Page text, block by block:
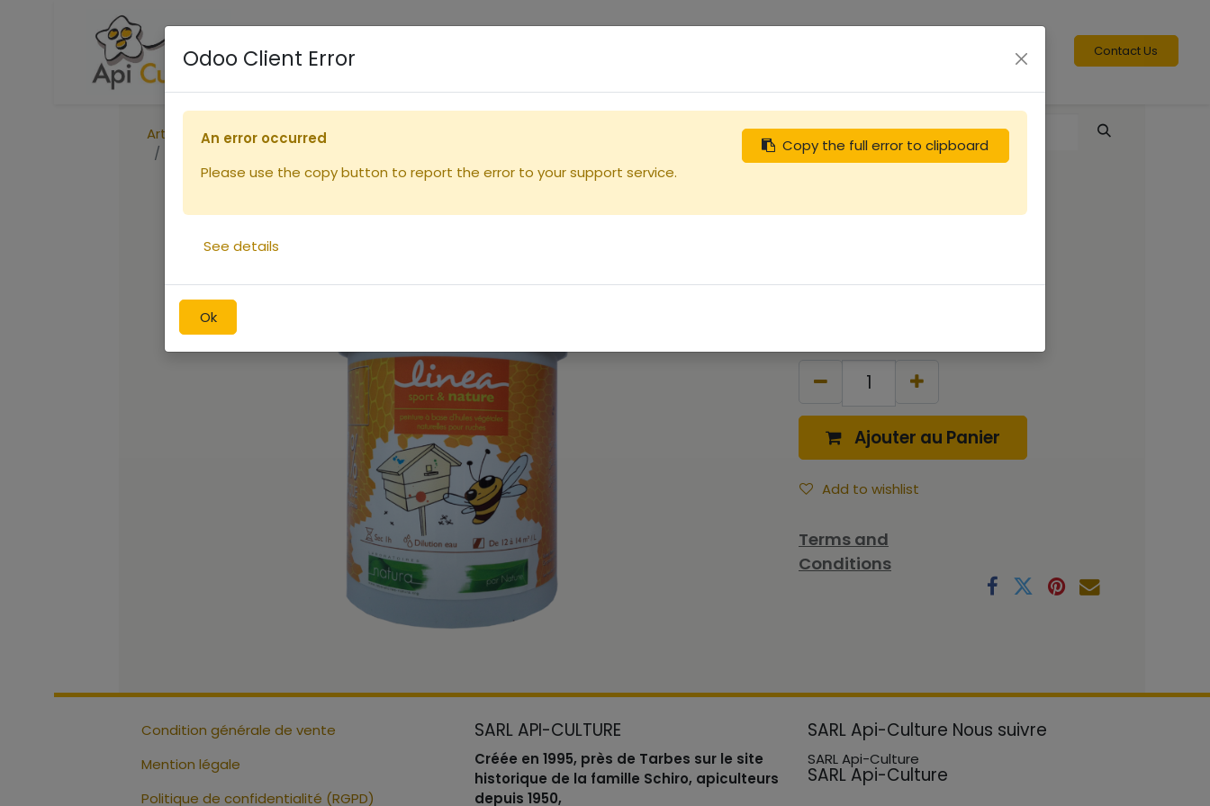
Accueil Boutique Contact Us
Articles
Peintures
Ajouter au Panier
Add to wishlist
Terms and
Conditions
Condition générale de vente
Mention légale
Politique de confidentialité (RGPD)
SARL API-CULTURE
Créée en 1995, près de Tarbes sur le site
historique de la famille Schiro, apiculteurs
depuis 1950,
SARL Api-Culture Nous suivre
SARL Api-Culture
SARL Api-Culture
Odoo Client Error
Ok
Copy the full error to clipboard
An error occurred
Please use the copy button to report the error to your support service.
See details